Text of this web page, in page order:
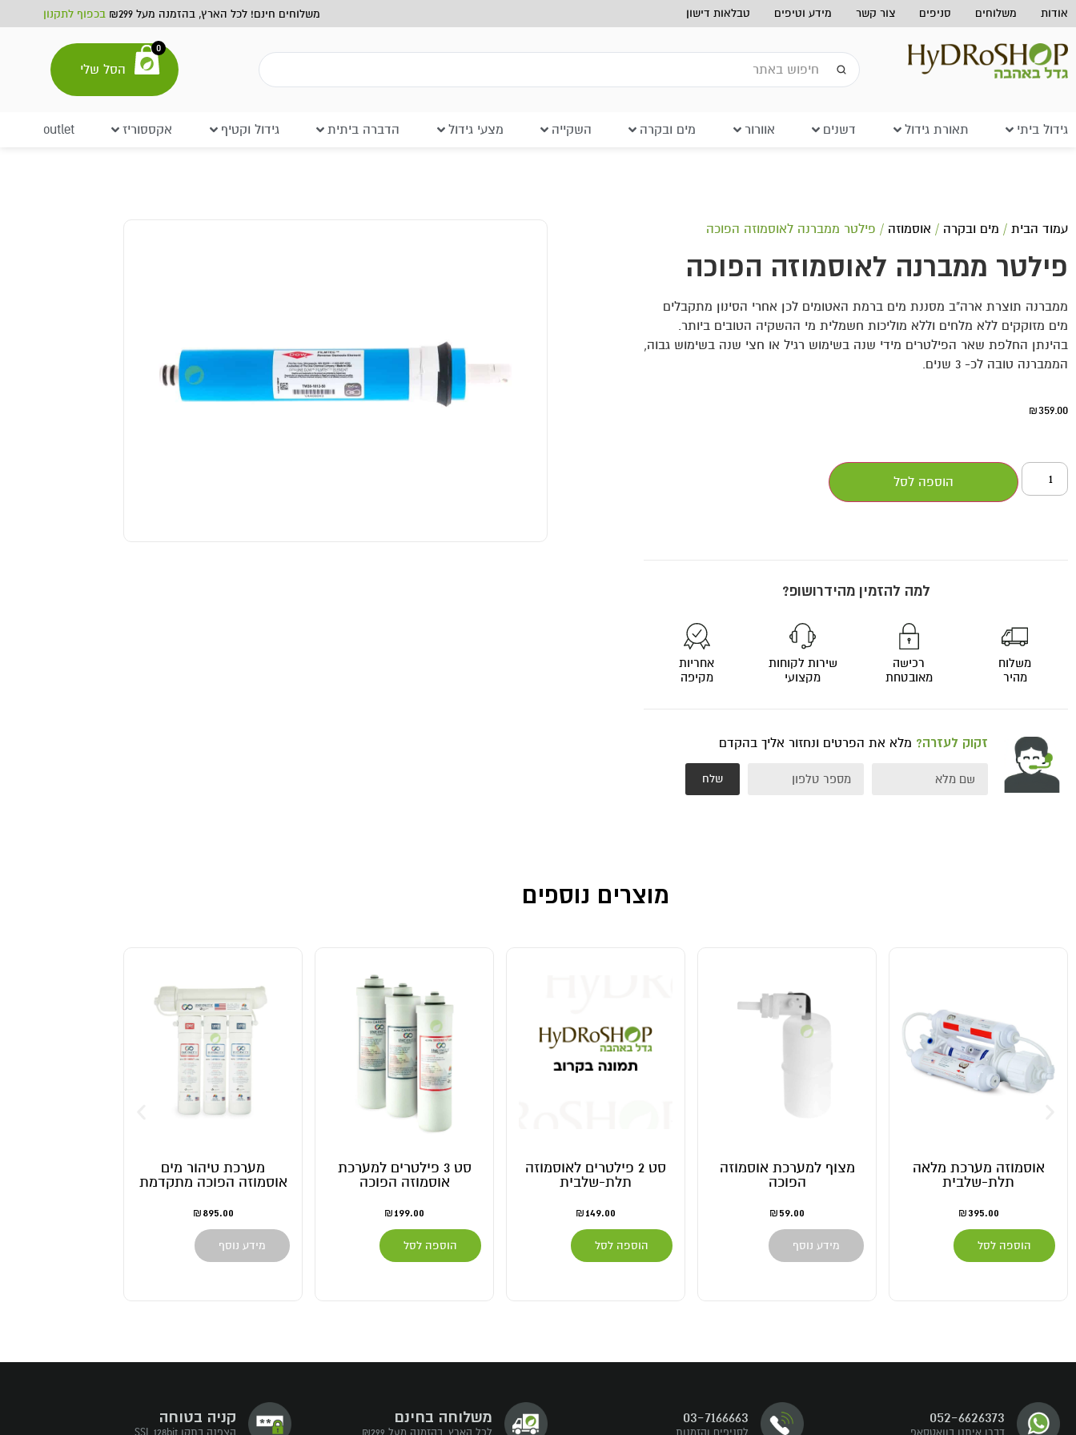
אודות משלוחים סניפים צור קשר מידע וטיפים טבלאות דישון משלוחים חינם! לכל הארץ, בהזמנה מעל ₪299 בכפוף לתקנון
0
הסל שלי
גידול ביתי תאורת גידול דשנים אוורור מים ובקרה השקייה מצעי גידול הדברה ביתית גידול וקטיף אקססוריז outlet
עמוד הבית / מים ובקרה / אוסמוזה / פילטר ממברנה לאוסמוזה הפוכה
פילטר ממברנה לאוסמוזה הפוכה
ממברנה תוצרת ארה"ב מסננת מים ברמת האטומים לכן אחרי הסינון מתקבלים
מים מזוקקים ללא מלחים וללא מוליכות חשמלית מי ההשקיה הטובים ביותר.
בהינתן החלפת שאר הפילטרים מידי שנה בשימוש רגיל או חצי שנה בשימוש גבוה,
הממברנה טובה לכ- 3 שנים.
₪359.00
הוספה לסל
למה להזמין מהידרושופ?
משלוח
מהיר
רכישה
מאובטחת
שירות לקוחות
מקצועי
אחריות
מקיפה
זקוק לעזרה? מלא את הפרטים ונחזור אליך בהקדם
שלח
מוצרים נוספים
אוסמוזה מערכת מלאה
תלת-שלבית
₪395.00
הוספה לסל
מצוף למערכת אוסמוזה
הפוכה
₪59.00
מידע נוסף
סט 2 פילטרים לאוסמוזה
תלת-שלבית
₪149.00
הוספה לסל
סט 3 פילטרים למערכת
אוסמוזה הפוכה
₪199.00
הוספה לסל
מערכת טיהור מים
אוסמוזה הפוכה מתקדמת
₪895.00
מידע נוסף
עקבו אחרינו
052-6626373
דברו איתנו בוואטסאפ
03-7166663
לסניפים והזמנות
משלוחה בחינם
לכל הארץ, בהזמנה מעל ₪299
קניה בטוחה
הצפנה בתקן SSL 128bit